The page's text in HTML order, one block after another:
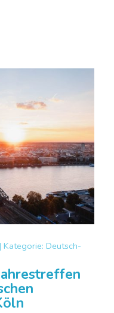
Kategorie: Deutsch-